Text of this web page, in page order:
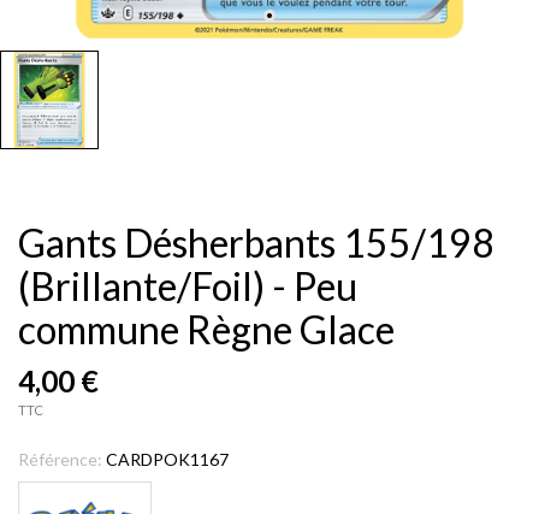
Gants Désherbants 155/198
(Brillante/Foil) - Peu
commune Règne Glace
4,00 €
TTC
Référence: CARDPOK1167